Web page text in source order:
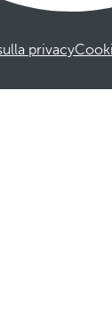
privacy